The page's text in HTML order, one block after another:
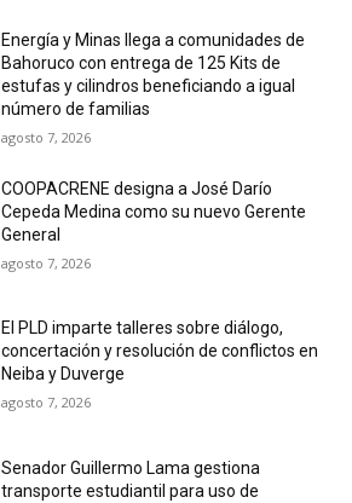
Energía y Minas llega a comunidades de
Bahoruco con entrega de 125 Kits de
estufas y cilindros beneficiando a igual
número de familias
agosto 7, 2026
COOPACRENE designa a José Darío
Cepeda Medina como su nuevo Gerente
General
agosto 7, 2026
El PLD imparte talleres sobre diálogo,
concertación y resolución de conflictos en
Neiba y Duverge
agosto 7, 2026
Senador Guillermo Lama gestiona
transporte estudiantil para uso de